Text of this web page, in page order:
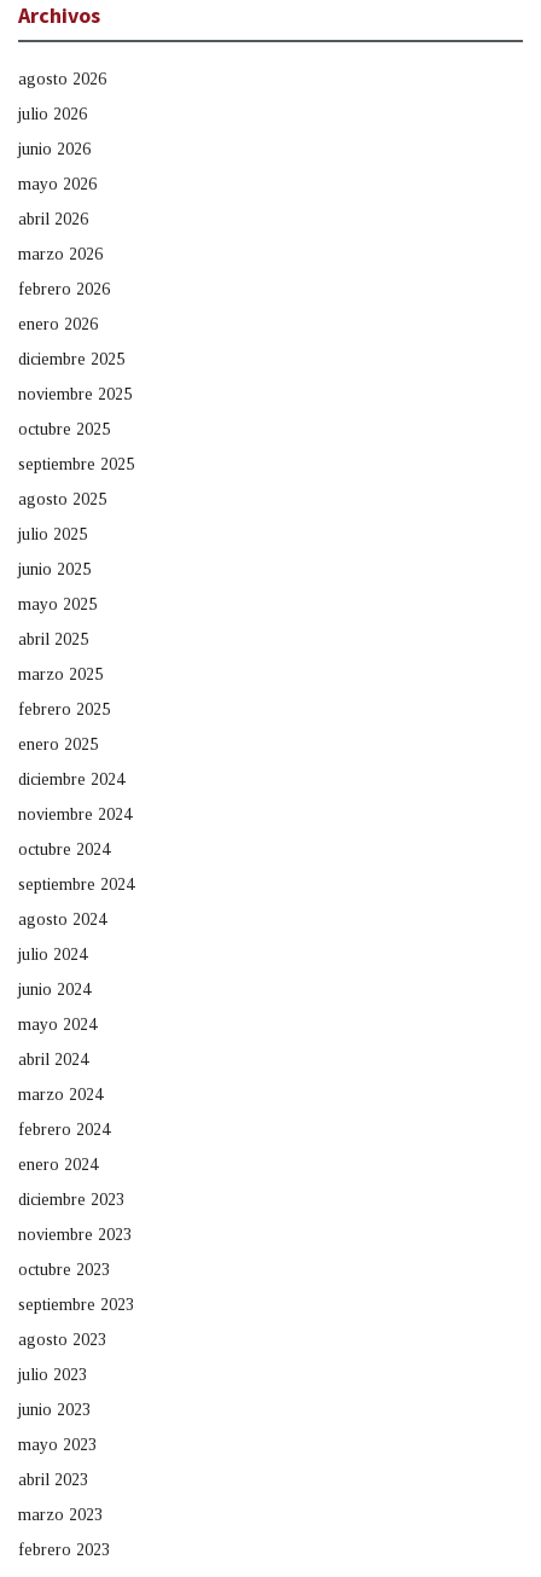
Archivos
agosto 2026
julio 2026
junio 2026
mayo 2026
abril 2026
marzo 2026
febrero 2026
enero 2026
diciembre 2025
noviembre 2025
octubre 2025
septiembre 2025
agosto 2025
julio 2025
junio 2025
mayo 2025
abril 2025
marzo 2025
febrero 2025
enero 2025
diciembre 2024
noviembre 2024
octubre 2024
septiembre 2024
agosto 2024
julio 2024
junio 2024
mayo 2024
abril 2024
marzo 2024
febrero 2024
enero 2024
diciembre 2023
noviembre 2023
octubre 2023
septiembre 2023
agosto 2023
julio 2023
junio 2023
mayo 2023
abril 2023
marzo 2023
febrero 2023